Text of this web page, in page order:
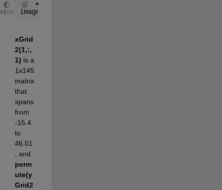
테마 imagesc((xGrid2(1,:,1)),permute(yGrid2(1,1,:),
xGrid
2(1,:,
1) is a
1x145
matrix
that
spans
from
-15.4
to
46.01
perm
ute(y
Grid2